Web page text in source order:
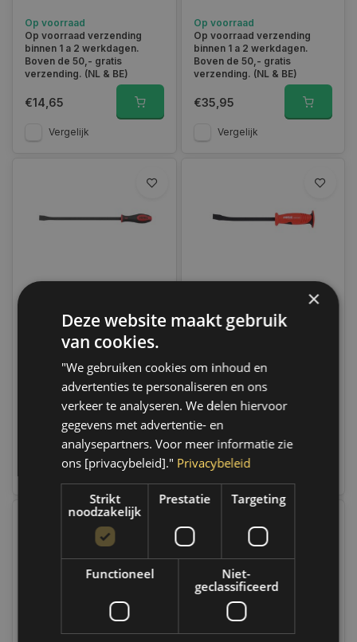
Op voorraad
Op voorraad verzending
binnen 1 a 2 werkdagen.
Boven de 50,- gratis
verzending. (NL & BE)
€14,65
Vergelijk
Op voorraad
Op voorraad verzending
binnen 1 a 2 werkdagen.
Boven de 50,- gratis
verzending. (NL & BE)
€35,95
Vergelijk
Sonic KOEVOET 450 |
Op voorraad
Op voorraad verzending
binnen 1 a 2 werkdagen.
Boven de 50,- gratis
€29,95
Sonic KOEVOET
GEBOGEN 320 |
Op voorraad
binnen 1 a 2 werkdagen.
Boven de 50,- gratis
€19,95
×
Deze website maakt gebruik
van cookies.
"We gebruiken cookies om inhoud en
advertenties te personaliseren en ons
verkeer te analyseren. We delen hiervoor
gegevens met advertentie- en
analysepartners. Voor meer informatie zie
ons [privacybeleid]." Privacybeleid
Strikt
noodzakelijk
Prestatie Targeting
Functioneel
Niet-
geclassificeerd